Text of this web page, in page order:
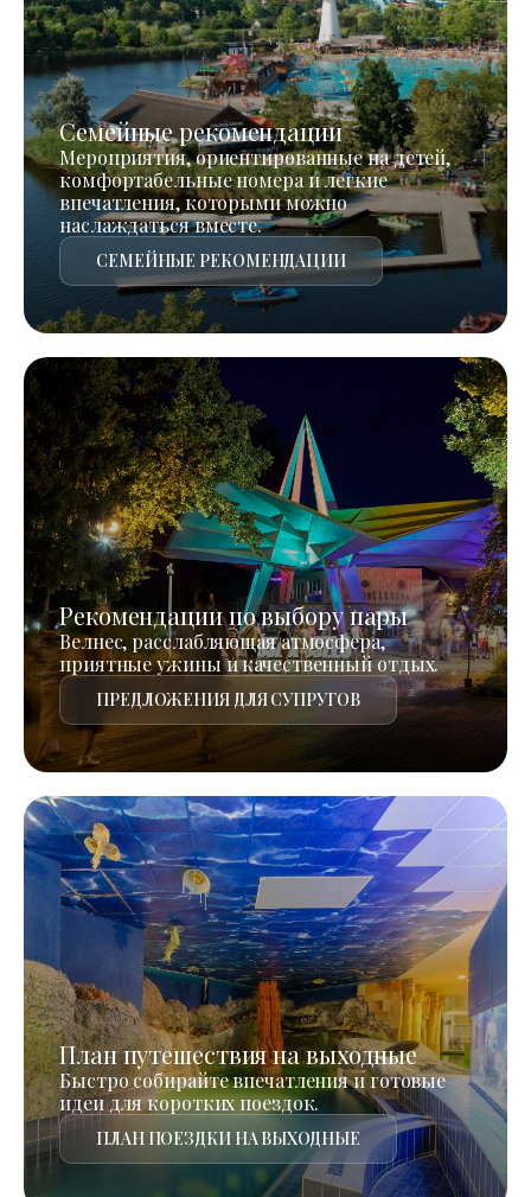
Семейные рекомендации
Мероприятия, ориентированные на детей,
комфортабельные номера и легкие
впечатления, которыми можно
наслаждаться вместе.
СЕМЕЙНЫЕ РЕКОМЕНДАЦИИ
Рекомендации по выбору пары
Велнес, расслабляющая атмосфера,
приятные ужины и качественный отдых.
ПРЕДЛОЖЕНИЯ ДЛЯ СУПРУГОВ
План путешествия на выходные
Быстро собирайте впечатления и готовые
идеи для коротких поездок.
ПЛАН ПОЕЗДКИ НА ВЫХОДНЫЕ